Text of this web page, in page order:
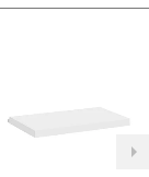
vil bli bestilt
koster